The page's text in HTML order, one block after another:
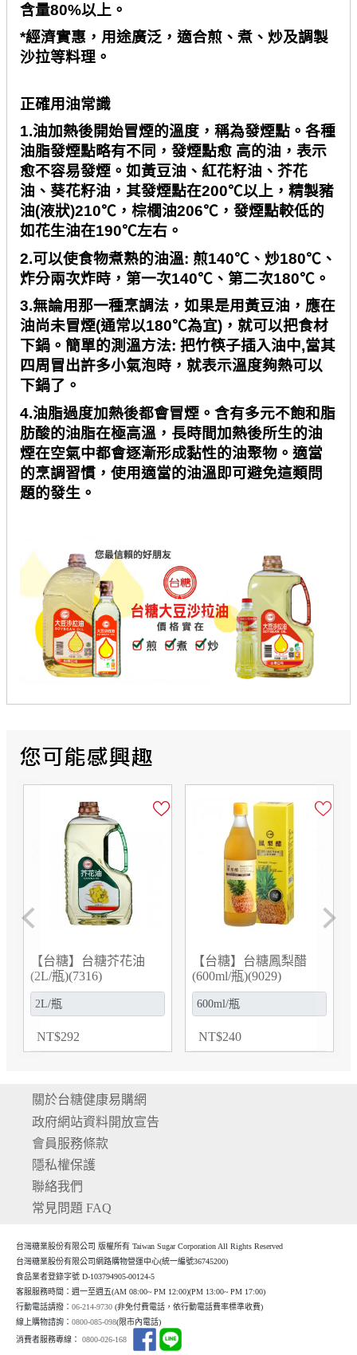
含量80%以上。
*經濟實惠，用途廣泛，適合煎、煮、炒及調製
沙拉等料理。
正確用油常識
1.油加熱後開始冒煙的溫度，稱為發煙點。各種
油脂發煙點略有不同，發煙點愈 高的油，表示
愈不容易發煙。如黃豆油、紅花籽油、芥花
油、葵花籽油，其發煙點在200℃以上，精製豬
油(液狀)210℃ ，棕櫚油206℃ ，發煙點較低的
如花生油在190℃左右。
2.可以使食物煮熟的油溫: 煎140℃ 、炒180℃ 、
炸分兩次炸時，第一次140℃ 、第二次180℃ 。
3.無論用那一種烹調法，如果是用黃豆油，應在
油尚未冒煙(通常以180℃為宜) ，就可以把食材
下鍋。簡單的測溫方法: 把竹筷子插入油中,當其
四周冒出許多小氣泡時，就表示溫度夠熱可以
下鍋了。
4.油脂過度加熱後都會冒煙。含有多元不飽和脂
肪酸的油脂在極高溫，長時間加熱後所生的油
煙在空氣中都會逐漸形成黏性的油聚物。適當
的烹調習慣，使用適當的油溫即可避免這類問
題的發生。
【台糖】台糖芥花油
(2L/瓶)(7316)
NT$292
【台糖】台糖鳳梨醋
(600ml/瓶)(9029)
NT$240
Previous Next
關於台糖健康易購網
政府網站資料開放宣告
會員服務條款
隱私權保護
聯絡我們
常見問題 FAQ
台灣糖業股份有限公司 版權所有 Taiwan Sugar Corporation All Rights Reserved
台灣糖業股份有限公司網路購物營運中心(統一編號36745200)
食品業者登錄字號 D-103794905-00124-5
客服服務時間：週一至週五(AM 08:00~ PM 12:00)(PM 13:00~ PM 17:00)
行動電話請撥：06-214-9730 (非免付費電話，依行動電話費率標準收費)
線上購物諮詢：0800-085-098(限市內電話)
消費者服務專線：0800-026-168